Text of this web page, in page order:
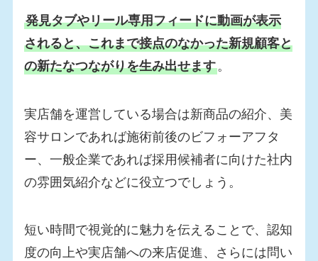
発見タブやリール専用フィードに動画が表示
されると、これまで接点のなかった新規顧客と
の新たなつながりを生み出せます。
実店舗を運営している場合は新商品の紹介、美
容サロンであれば施術前後のビフォーアフタ
ー、一般企業であれば採用候補者に向けた社内
の雰囲気紹介などに役立つでしょう。
短い時間で視覚的に魅力を伝えることで、認知
度の向上や実店舗への来店促進、さらには問い